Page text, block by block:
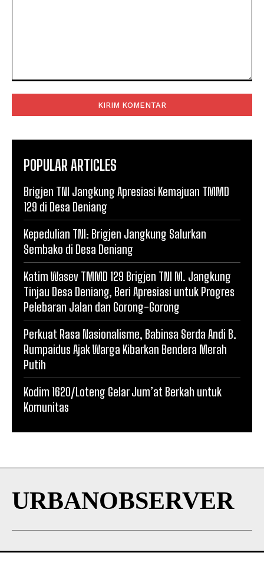
POPULAR ARTICLES
Brigjen TNI Jangkung Apresiasi Kemajuan TMMD
129 di Desa Deniang
Kepedulian TNI: Brigjen Jangkung Salurkan
Sembako di Desa Deniang
Katim Wasev TMMD 129 Brigjen TNI M. Jangkung
Tinjau Desa Deniang, Beri Apresiasi untuk Progres
Pelebaran Jalan dan Gorong-Gorong
Perkuat Rasa Nasionalisme, Babinsa Serda Andi B.
Rumpaidus Ajak Warga Kibarkan Bendera Merah
Putih
Kodim 1620/Loteng Gelar Jum’at Berkah untuk
Komunitas
URBANOBSERVER